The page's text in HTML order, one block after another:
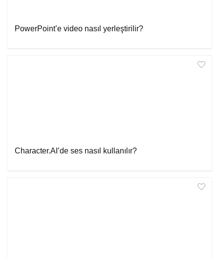
PowerPoint’e video nasıl yerleştirilir?
Character.AI’de ses nasıl kullanılır?